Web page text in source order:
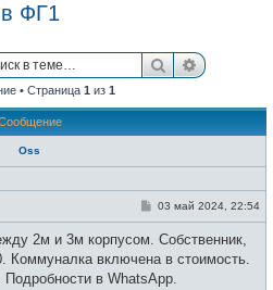
ФГ1
Поиск
• Страница 1 из 1
Oss
С
б
щ
н
03 май 2024, 22:54
2м и 3м корпусом. Собственник,
Коммуналка включена в стоимость.
в WhatsApp.